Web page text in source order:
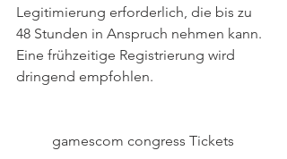
Legitimierung erforderlich, die bis zu
48 Stunden in Anspruch nehmen kann.
Eine frühzeitige Registrierung wird
dringend empfohlen.
gamescom congress Tickets